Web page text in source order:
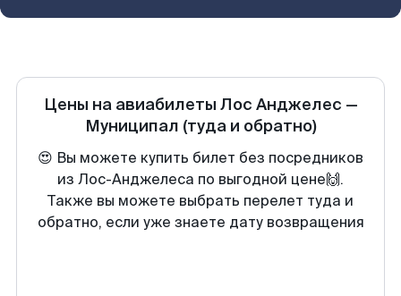
Цены на авиабилеты Лос Анджелес —
Муниципал (туда и обратно)
😍 Вы можете купить билет без посредников
из Лос-Анджелеса по выгодной цене🙌.
Также вы можете выбрать перелет туда и
обратно, если уже знаете дату возвращения